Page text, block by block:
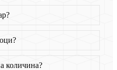
количина?